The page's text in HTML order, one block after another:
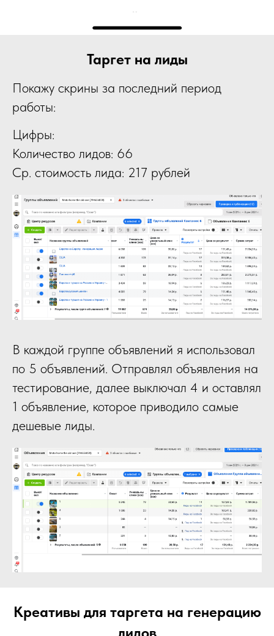
Таргет на лиды
Покажу скрины за последний период
работы:
Цифры:
Количество лидов: 66
Ср. стоимость лида: 217 рублей
В каждой группе объявлений я использовал
по 5 объявлений. Отправлял объявления на
тестирование, далее выключал 4 и оставлял
1 объявление, которое приводило самые
дешевые лиды.
Креативы для таргета на генерацию